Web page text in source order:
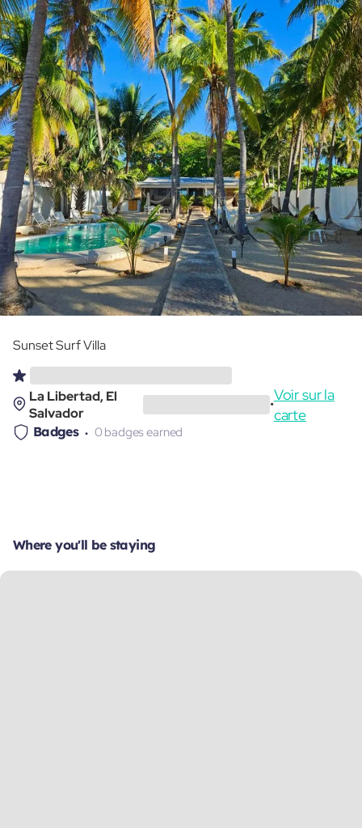
Sunset Surf Villa
La Libertad, El
Salvador
•
Voir sur la
carte
Badges 0 badges earned
Where you'll be staying